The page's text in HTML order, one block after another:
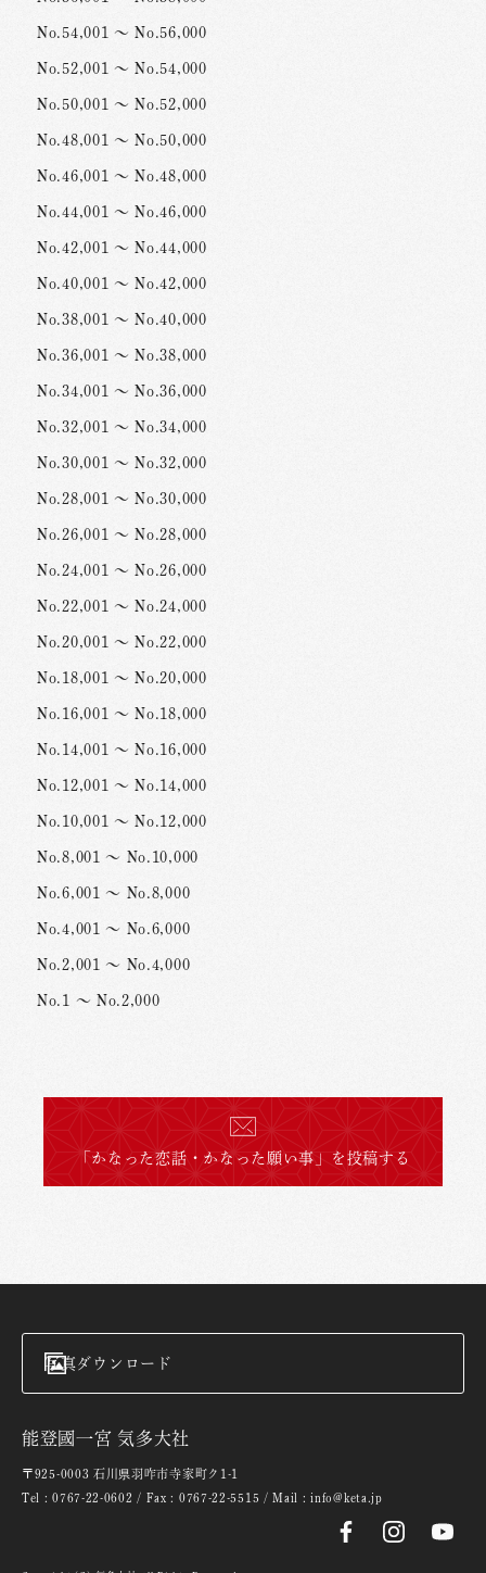
No.54,001 ～ No.56,000
No.52,001 ～ No.54,000
No.50,001 ～ No.52,000
No.48,001 ～ No.50,000
No.46,001 ～ No.48,000
No.44,001 ～ No.46,000
No.42,001 ～ No.44,000
No.40,001 ～ No.42,000
No.38,001 ～ No.40,000
No.36,001 ～ No.38,000
No.34,001 ～ No.36,000
No.32,001 ～ No.34,000
No.30,001 ～ No.32,000
No.28,001 ～ No.30,000
No.26,001 ～ No.28,000
No.24,001 ～ No.26,000
No.22,001 ～ No.24,000
No.20,001 ～ No.22,000
No.18,001 ～ No.20,000
No.16,001 ～ No.18,000
No.14,001 ～ No.16,000
No.12,001 ～ No.14,000
No.10,001 ～ No.12,000
No.8,001 ～ No.10,000
No.6,001 ～ No.8,000
No.4,001 ～ No.6,000
No.2,001 ～ No.4,000
No.1 ～ No.2,000
「かなった恋話・かなった願い事」を投稿する
写真ダウンロード
能登國一宮 気多大社
〒925-0003 石川県羽咋市寺家町ク1-1
Tel : 0767-22-0602 / Fax : 0767-22-5515 / Mail : info@keta.jp